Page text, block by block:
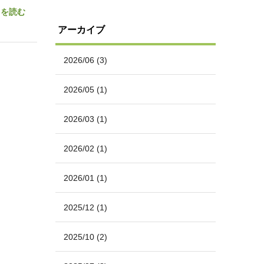
読む
アーカイブ
2026/06 (3)
2026/05 (1)
2026/03 (1)
2026/02 (1)
2026/01 (1)
2025/12 (1)
2025/10 (2)